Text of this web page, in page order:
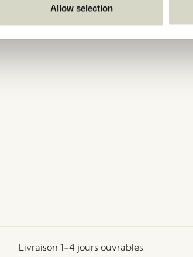
Allow selection
Livraison 1-4 jours ouvrables